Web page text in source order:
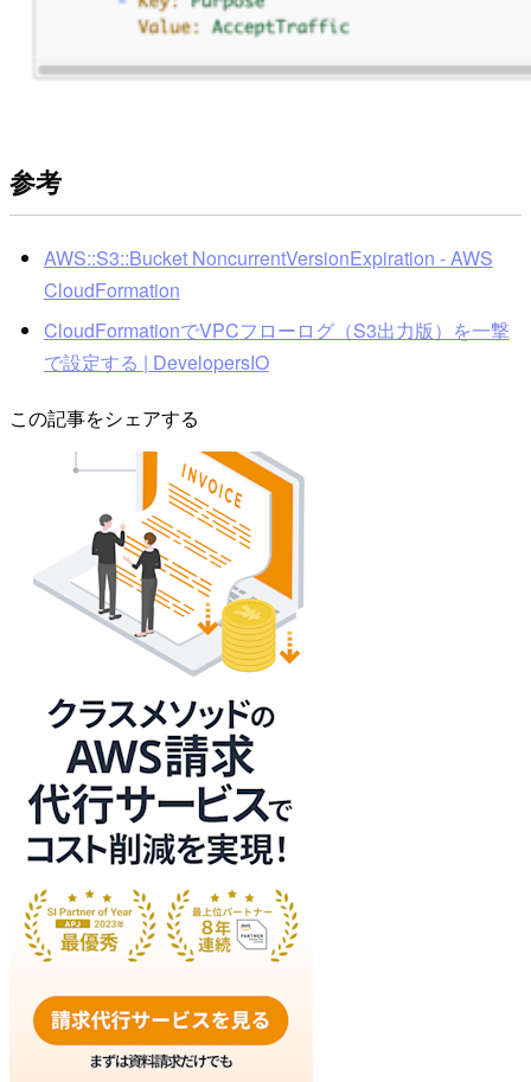
参考
AWS::S3::Bucket NoncurrentVersionExpiration - AWS
CloudFormation
CloudFormationでVPCフローログ（S3出力版）を一撃
で設定する | DevelopersIO
この記事をシェアする